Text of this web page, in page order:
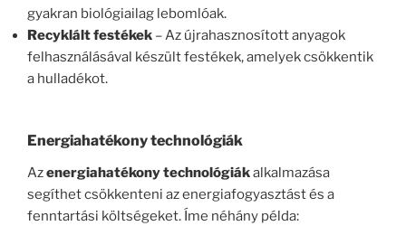
gyakran biológiailag lebomlóak.
Recyklált festékek – Az újrahasznosított anyagok
felhasználásával készült festékek, amelyek csökkentik
a hulladékot.
Energiahatékony technológiák
Azenergiahatékony technológiákalkalmazása
segíthet csökkenteni az energiafogyasztást és a
fenntartási költségeket. Íme néhány példa: